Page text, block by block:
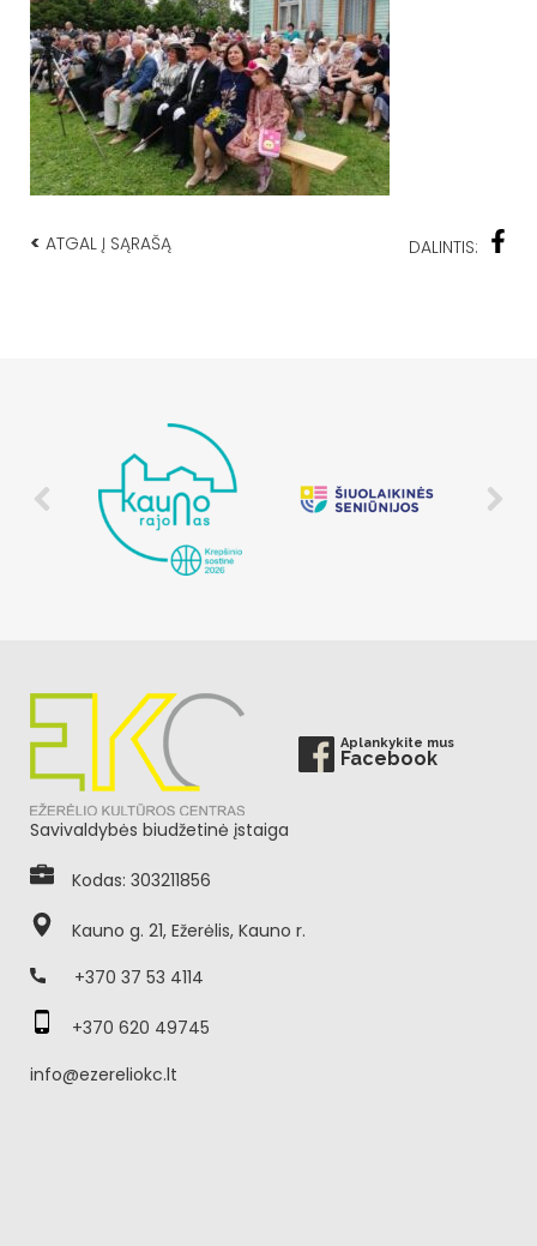
< ATGAL Į SĄRAŠĄ DALINTIS:
Aplankykite mus
Facebook
Savivaldybės biudžetinė įstaiga
Kodas: 303211856
Kauno g. 21, Ežerėlis, Kauno r.
+370 37 53 4114
+370 620 49745
info@ezereliokc.lt